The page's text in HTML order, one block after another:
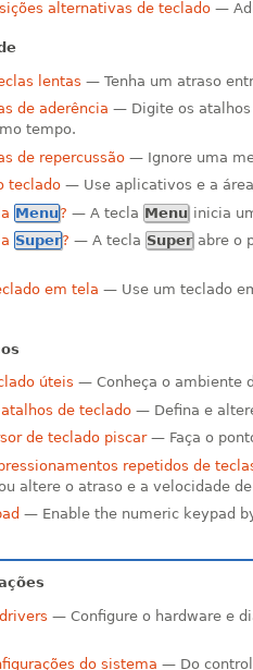
alternativas de teclado —
lentas — Tenha um atraso
de aderência — Digite os atalhos
tempo.
de repercussão — Ignore uma
teclado — Use aplicativos e a
Menu? — A tecla Menu inicia
Super? — A tecla Super abre o
em tela — Use um teclado
úteis — Conheça o ambiente
de teclado — Defina e
de teclado piscar— Faça o
repetidos de
altere o atraso e a velocidade
— Enable the numeric keypad
— Configure o hardware e
do sistema — Do